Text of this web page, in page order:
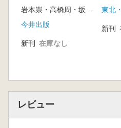
5 伯耆国分寺古墳
南 武志
6 山陰東部における伯
義
今井出版
新刊 在庫なし
新刊
レビュー